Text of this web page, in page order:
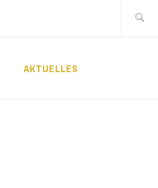
nach:
AKTUELLES